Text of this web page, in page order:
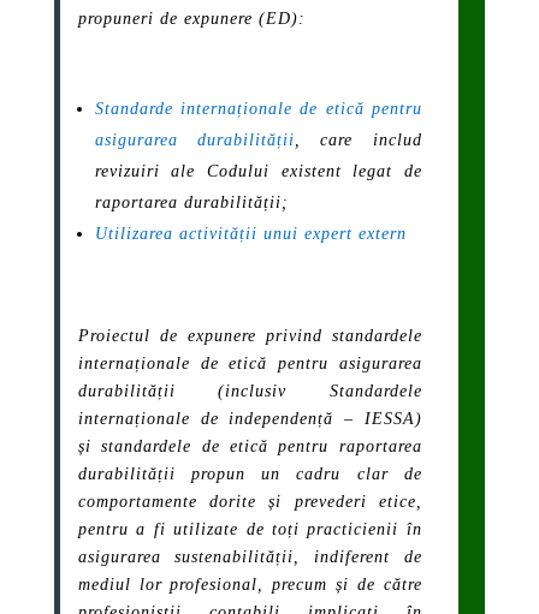
propuneri de expunere (ED):
Standarde internaționale de etică pentru
asigurarea durabilității , care includ
revizuiri ale Codului existent legat de
raportarea durabilității;
Utilizarea activității unui expert extern
Proiectul de expunere privind standardele
internaționale de etică pentru asigurarea
durabilității (inclusiv Standardele
internaționale de independență – IESSA)
și standardele de etică pentru raportarea
durabilității propun un cadru clar de
comportamente dorite și prevederi etice,
pentru a fi utilizate de toți practicienii în
asigurarea sustenabilității, indiferent de
mediul lor profesional, precum și de către